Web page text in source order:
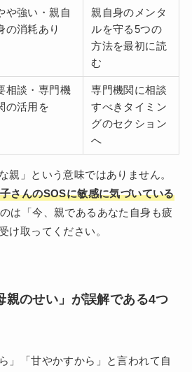
や強い・親自
の消耗あり
親自身のメンタ
ルを守る5つの
方法を最初に読
む
相談・専門機
の活用を
専門機関に相談
すべきタイミン
グのセクション
へ
親」という意味ではありません。
さんのSOSに敏感に気づいている
は「今、親であるあなた自身も疲
け取ってください。
親のせい」が誤解である4つ
」「甘やかすから」と言われて自